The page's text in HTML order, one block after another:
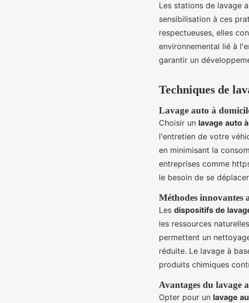
Les stations de lavage
sensibilisation à ces
respectueuses, elles
environnemental lié à
garantir un
Techniques de
Lavage auto à
Choisir un lavage auto
l'entretien de votre
en minimisant la
entreprises comme
le besoin de se
Méthodes innovantes
Les dispositifs de
les ressources
permettent un
réduite. Le lavage à
produits chimiques
Avantages du lavage
Opter pour un lavage